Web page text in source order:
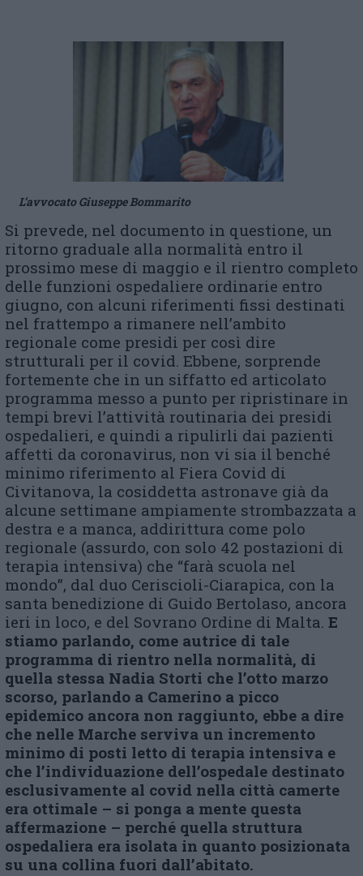
L’avvocato Giuseppe Bommarito
Si prevede, nel documento in questione, un
ritorno graduale alla normalità entro il
prossimo mese di maggio e il rientro completo
delle funzioni ospedaliere ordinarie entro
giugno, con alcuni riferimenti fissi destinati
nel frattempo a rimanere nell’ambito
regionale come presidi per così dire
strutturali per il covid. Ebbene, sorprende
fortemente che in un siffatto ed articolato
programma messo a punto per ripristinare in
tempi brevi l’attività routinaria dei presidi
ospedalieri, e quindi a ripulirli dai pazienti
affetti da coronavirus, non vi sia il benché
minimo riferimento al Fiera Covid di
Civitanova, la cosiddetta astronave già da
alcune settimane ampiamente strombazzata a
destra e a manca, addirittura come polo
regionale (assurdo, con solo 42 postazioni di
terapia intensiva) che “farà scuola nel
mondo”, dal duo Ceriscioli-Ciarapica, con la
santa benedizione di Guido Bertolaso, ancora
ieri in loco, e del Sovrano Ordine di Malta. E
stiamo parlando, come autrice di tale
programma di rientro nella normalità, di
quella stessa Nadia Storti che l’otto marzo
scorso, parlando a Camerino a picco
epidemico ancora non raggiunto, ebbe a dire
che nelle Marche serviva un incremento
minimo di posti letto di terapia intensiva e
che l’individuazione dell’ospedale destinato
esclusivamente al covid nella città camerte
era ottimale – si ponga a mente questa
affermazione – perché quella struttura
ospedaliera era isolata in quanto posizionata
su una collina fuori dall’abitato.